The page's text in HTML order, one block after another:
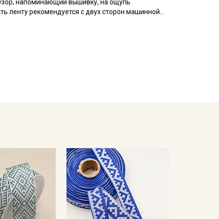
напоминающий вышивку, на ощупь
ленту рекомендуется с двух сторон машинной